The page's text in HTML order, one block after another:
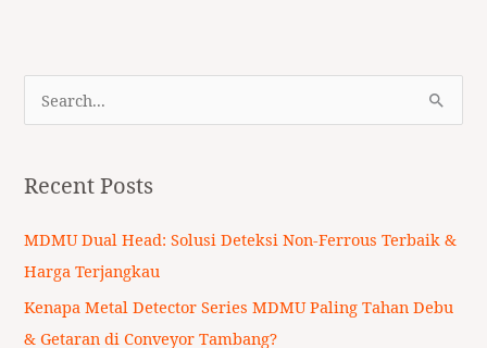
r
c
h
Recent Posts
MDMU Dual Head: Solusi Deteksi Non-Ferrous Terbaik &
Harga Terjangkau
Kenapa Metal Detector Series MDMU Paling Tahan Debu
& Getaran di Conveyor Tambang?